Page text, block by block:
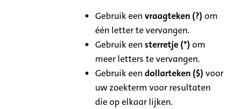
Gebruik eenvraagteken (?) om
één letter te vervangen.
Gebruik eensterretje (*) om
meer letters te vervangen.
Gebruik eendollarteken ($) voor
uw zoekterm voor resultaten
die op elkaar lijken.